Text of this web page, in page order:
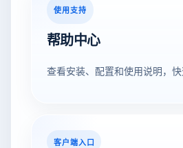
使用支持
帮助中心
查看安装、配置和使用说明，快
客户端入口